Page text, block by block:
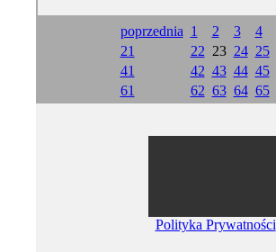
poprzednia 1 2 3 4
21
22 23 24 25
41
42 43 44 45
61
62 63 64 65
Polityka Prywatności